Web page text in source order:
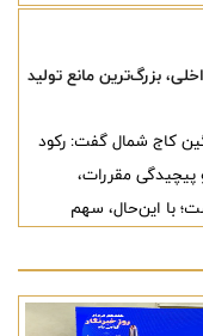
بزرگ‌ترین مانع تولید
کاج شمال گفت: رکود
پیچیدگی مقررات،
با این‌حال، سهم